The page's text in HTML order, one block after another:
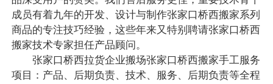
成员有着九年的开发、设计与制作张家口桥西搬家系列
商品的专注技巧经验，这些年来又特别聘请张家口桥西
搬家技术专家担任产品顾问。
张家口桥西拉货企业搬场张家口桥西搬家手工服务
项目：产品、后期负责、技术、服务、后期负责等全程